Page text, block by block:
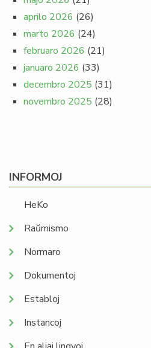
aprilo 2026 (26)
marto 2026 (24)
februaro 2026 (21)
januaro 2026 (33)
decembro 2025 (31)
novembro 2025 (28)
INFORMOJ
HeKo
Raŭmismo
Normaro
Dokumentoj
Establoj
Instancoj